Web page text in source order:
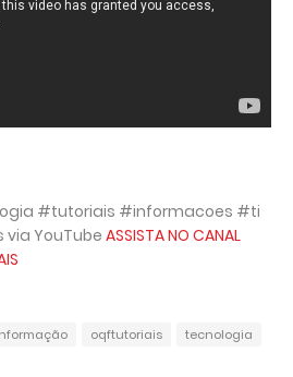
#tutoriais #informacoes #ti
via YouTube ASSISTA NO CANAL
oqftutoriais
tecnologia